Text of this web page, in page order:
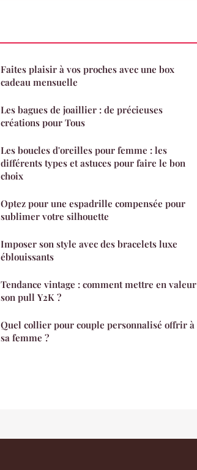
Faites plaisir à vos proches avec une box
cadeau mensuelle
Les bagues de joaillier : de précieuses
créations pour Tous
Les boucles d'oreilles pour femme : les
différents types et astuces pour faire le bon
choix
Optez pour une espadrille compensée pour
sublimer votre silhouette
Imposer son style avec des bracelets luxe
éblouissants
Tendance vintage : comment mettre en valeur
son pull Y2K ?
Quel collier pour couple personnalisé offrir à
sa femme ?